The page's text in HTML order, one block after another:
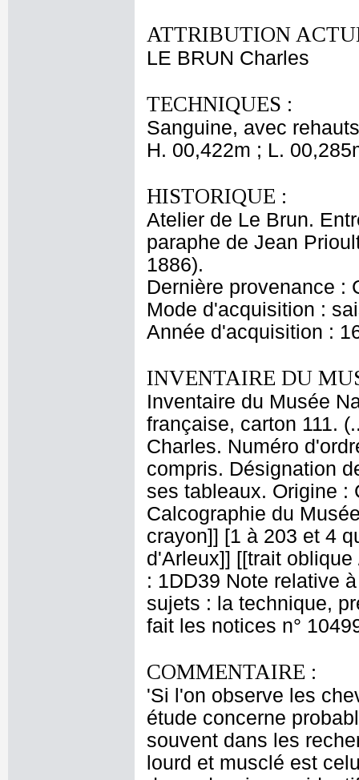
ATTRIBUTION
LE BRUN Charles
TECHNIQUES :
Sanguine, avec
H. 00,422m ; L.
HISTORIQUE :
Atelier de Le Brun.
paraphe de Jean
1886).
Dernière provenance :
Mode d'acquisition :
Année d'acquisition :
INVENTAIRE DU
Inventaire du Musée
française, carton 111.
Charles. Numéro
compris. Désignation
ses tableaux. Origine :
Calcographie du
crayon]] [1 à 203 et 4
d'Arleux]] [[trait
: 1DD39 Note relative
sujets : la technique,
fait les notices n°
COMMENTAIRE :
'Si l'on observe les
étude concerne
souvent dans les
lourd et musclé est